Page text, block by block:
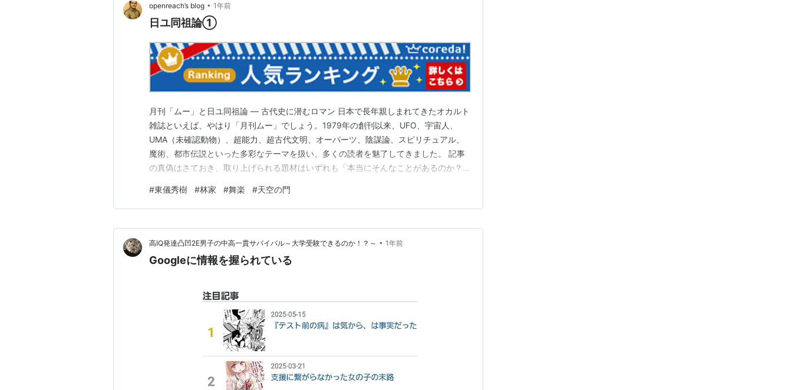
openreach’s blog • 1年前
日ユ同祖論①
月刊「ムー」と日ユ同祖論 ― 古代史に潜むロマン 日本で長年親しまれてきたオカルト
雑誌といえば、やはり「月刊ムー」でしょう。1979年の創刊以来、UFO、宇宙人、
UMA（未確認動物）、超能力、超古代文明、オーパーツ、陰謀論、スピリチュアル、
魔術、都市伝説といった多彩なテーマを扱い、多くの読者を魅了してきました。 記事
の真偽はさておき、取り上げられる題材はいずれも「本当にそんなことがあるのか？」
り返し取り上げられてきたテーマが「日ユ同祖論」です。 月刊 ムー 👇
https://amzn.to/3K1wZn8 日ユ同祖…
#東儀秀樹 #林家 #舞楽 #天空の門
高IQ発達凸凹2E男子の中高一貫サバイバル～大学受験できるのか！？～ • 1年前
Googleに情報を握られている